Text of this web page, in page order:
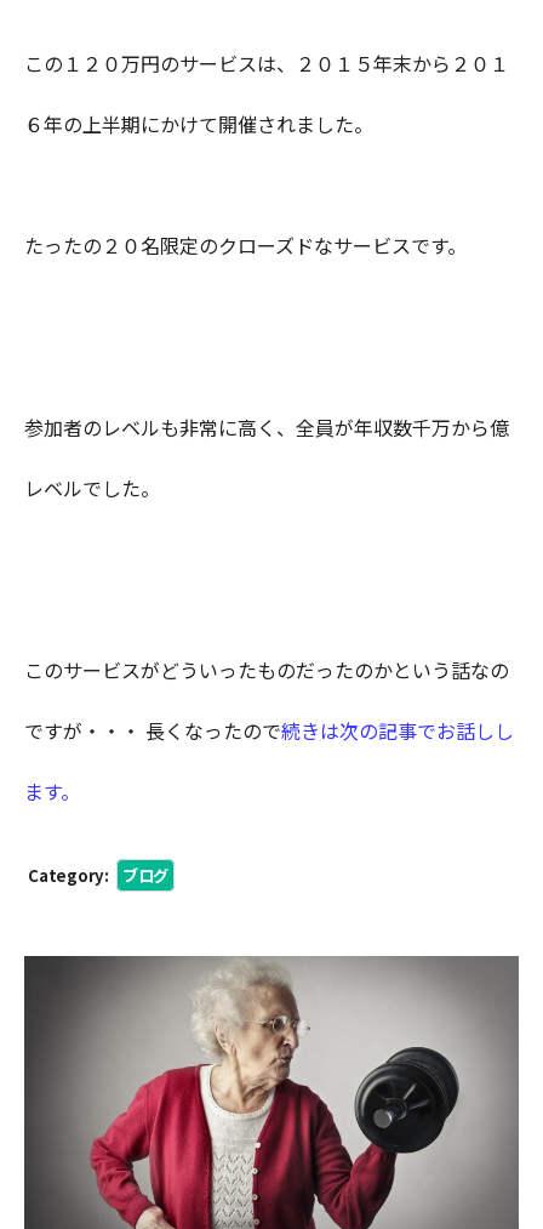
この１２０万円のサービスは、２０１５年末から２０１
６年の上半期にかけて開催されました。
たったの２０名限定のクローズドなサービスです。
参加者のレベルも非常に高く、全員が年収数千万から億
レベルでした。
このサービスがどういったものだったのかという話なの
ですが・・・ 長くなったので続きは次の記事でお話しし
ます。
Category: ブログ